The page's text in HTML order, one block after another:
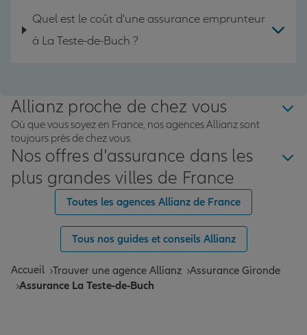
Quel est le coût d'une assurance emprunteur
à La Teste-de-Buch ?
Allianz proche de chez vous
Où que vous soyez en France, nos agences Allianz sont
toujours près de chez vous.
Nos offres d'assurance dans les
plus grandes villes de France
Toutes les agences Allianz de France
Tous nos guides et conseils Allianz
Accueil Trouver une agence Allianz Assurance Gironde
Assurance La Teste-de-Buch